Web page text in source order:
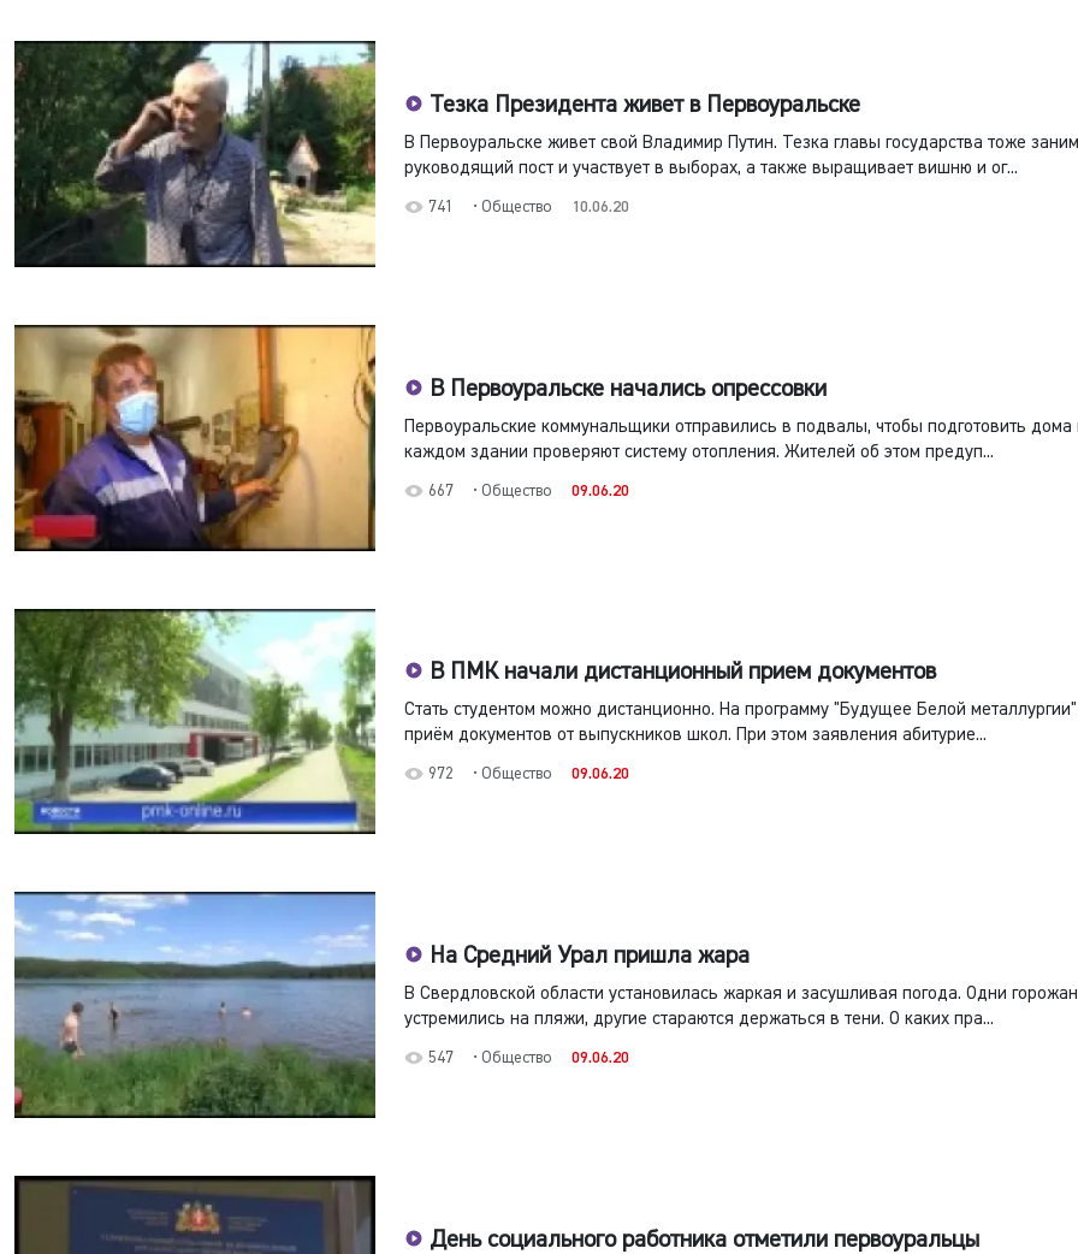
Тезка Президента живет в Первоуральске
В Первоуральске живет свой Владимир Путин. Тезка главы государства тоже
руководящий пост и участвует в выборах, а также выращивает вишню и ог...
741 • Общество 10.06.20
В Первоуральске начались опрессовки
Первоуральские коммунальщики отправились в подвалы, чтобы подготовить дома
каждом здании проверяют систему отопления. Жителей об этом предуп...
667 • Общество 09.06.20
В ПМК начали дистанционный прием документов
Стать студентом можно дистанционно. На программу "Будущее Белой
приём документов от выпускников школ. При этом заявления абитурие...
972 • Общество 09.06.20
На Средний Урал пришла жара
В Свердловской области установилась жаркая и засушливая погода. Одни
устремились на пляжи, другие стараются держаться в тени. О каких пра...
547 • Общество 09.06.20
День социального работника отметили первоуральцы